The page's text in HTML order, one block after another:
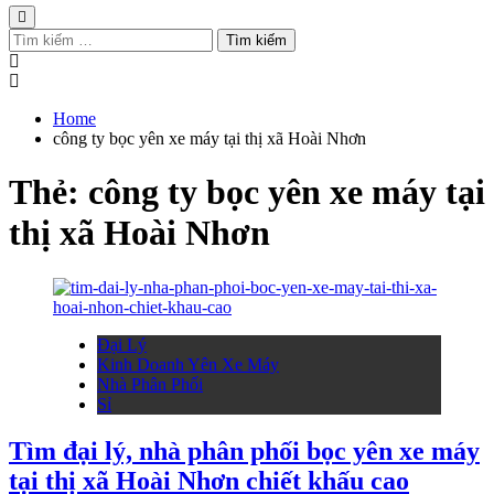
Tìm
kiếm
cho:
Home
công ty bọc yên xe máy tại thị xã Hoài Nhơn
Thẻ: công ty bọc yên xe máy tại
thị xã Hoài Nhơn
Đại Lý
Kinh Doanh Yên Xe Máy
Nhà Phân Phối
Sỉ
Tìm đại lý, nhà phân phối bọc yên xe máy
tại thị xã Hoài Nhơn chiết khấu cao